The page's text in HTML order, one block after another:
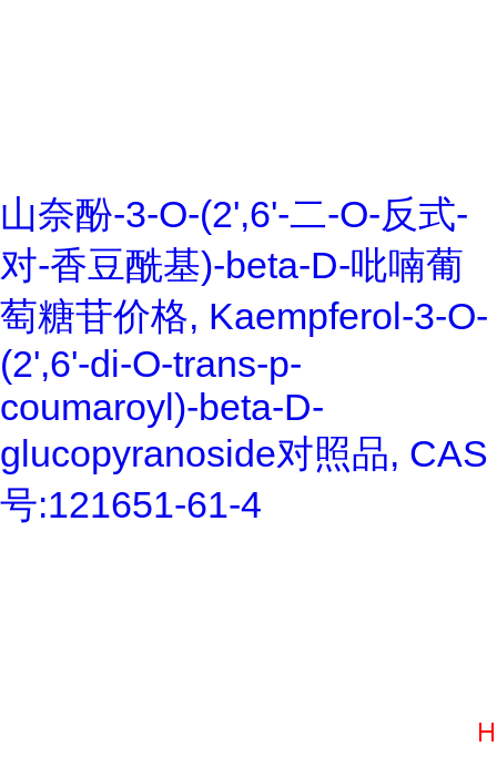
山奈酚-3-O-(2',6'-二-O-反式-
对-香豆酰基)-beta-D-吡喃葡
萄糖苷价格, Kaempferol-3-O-
(2',6'-di-O-trans-p-
coumaroyl)-beta-D-
glucopyranoside对照品, CAS
号:121651-61-4